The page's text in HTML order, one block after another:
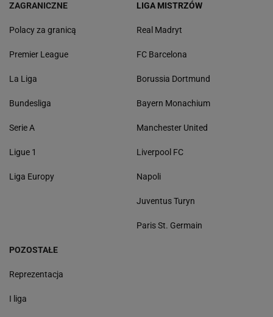
ZAGRANICZNE
Polacy za granicą
Premier League
La Liga
Bundesliga
Serie A
Ligue 1
Liga Europy
LIGA MISTRZÓW
Real Madryt
FC Barcelona
Borussia Dortmund
Bayern Monachium
Manchester United
Liverpool FC
Napoli
Juventus Turyn
Paris St. Germain
POZOSTAŁE
Reprezentacja
I liga